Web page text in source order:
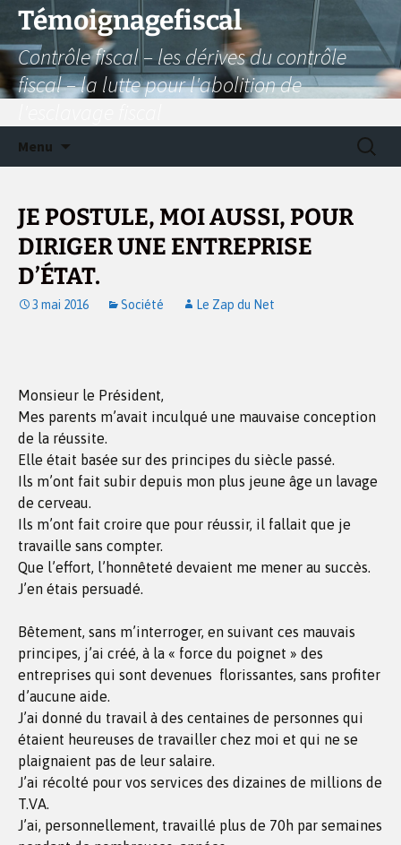
Aller
contenu
Témoignagefiscal
Contrôle fiscal – les dérives du contrôle
fiscal – la lutte pour l'abolition de
Menu
JE POSTULE, MOI AUSSI, POUR
DIRIGER UNE ENTREPRISE
D’ÉTAT.
3 mai 2016 Société Le Zap du Net
Monsieur le Président,
Mes parents m’avait inculqué une mauvaise conception
de la réussite.
Elle était basée sur des principes du siècle passé.
Ils m’ont fait subir depuis mon plus jeune âge un lavage
de cerveau.
Ils m’ont fait croire que pour réussir, il fallait que je
travaille sans compter.
Que l’effort, l’honnêteté devaient me mener au succès.
J’en étais persuadé.
Bêtement, sans m’interroger, en suivant ces mauvais
principes, j’ai créé, à la « force du poignet » des
entreprises qui sont devenues florissantes, sans profiter
d’aucune aide.
J’ai donné du travail à des centaines de personnes qui
étaient heureuses de travailler chez moi et qui ne se
plaignaient pas de leur salaire.
J’ai récolté pour vos services des dizaines de millions de
T.VA.
J’ai, personnellement, travaillé plus de 70h par semaines